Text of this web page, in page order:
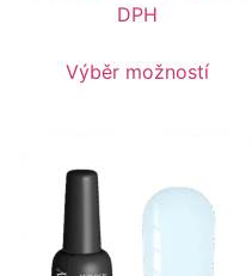
DPH
Výběr možností